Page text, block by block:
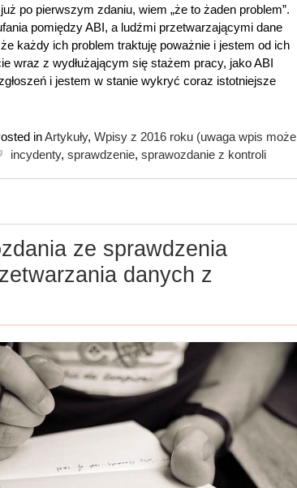
po pierwszym zdaniu, wiem „że to żaden problem”.
pomiędzy ABI, a ludźmi przetwarzającymi dane
każdy ich problem traktuję poważnie i jestem od ich
wraz z wydłużającym się stażem pracy, jako ABI
i jestem w stanie wykryć coraz istotniejsze
inArtykuły, Wpisy z 2016 roku (uwaga wpis może
incydenty, sprawdzenie, sprawozdanie z kontroli
ze sprawdzenia
danych z